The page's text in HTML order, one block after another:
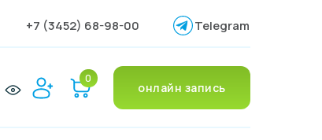
+7 (3452) 68-98-00
онлайн запись
0
Telegram